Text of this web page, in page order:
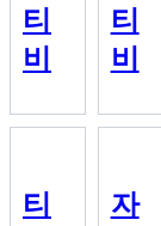
티
비
티
비
티
자